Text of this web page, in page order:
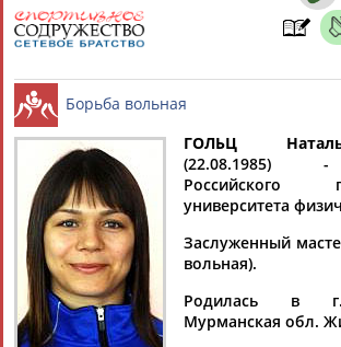
Найдено: 13181
Аслаудин
АБАЕВ
Елена
АБАИМОВА
Мария
АБАКУМОВА
Дмитрий
АБАРЕНОВ
Тамилла
АБАСОВА
Рамазан
АБАЧАРАЕВ
Борьба вольная
ГОЛЬЦ
(22.08.1985) -
Российского
университета
Заслуженный
вольная).
Родилась в г.
Мурманская обл.